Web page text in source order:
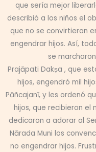
que sería mejor
describió a los niños el
que no se convirtieran
engendrar hijos. Así,
se
Prajāpati Dakṣa , que
hijos, engendró mil
Pāñcajanī, y les ordenó
hijos, que recibieron el
dedicaron a adorar al
Nārada Muni los
no engendrar hijos.